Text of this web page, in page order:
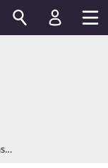
Das Schreckenshaus des Dr. Rasanoff